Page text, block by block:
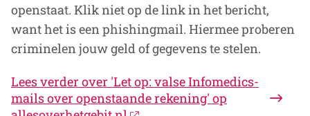
openstaat. Klik niet op de link in het bericht,
want het is een phishingmail. Hiermee proberen
criminelen jouw geld of gegevens te stelen.
Lees verder over 'Let op: valse Infomedics-
mails over openstaande rekening' op